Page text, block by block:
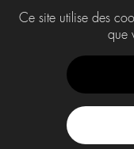
Ce site utilise des
que